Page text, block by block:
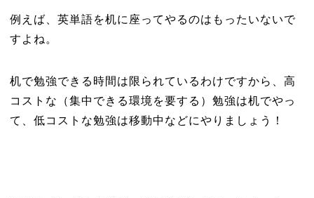
例えば、英単語を机に座ってやるのはもったいないで
すよね。
机で勉強できる時間は限られているわけですから、高
コストな（集中できる環境を要する）勉強は机でやっ
て、低コストな勉強は移動中などにやりましょう！